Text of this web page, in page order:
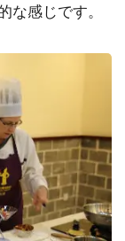
な感じです。